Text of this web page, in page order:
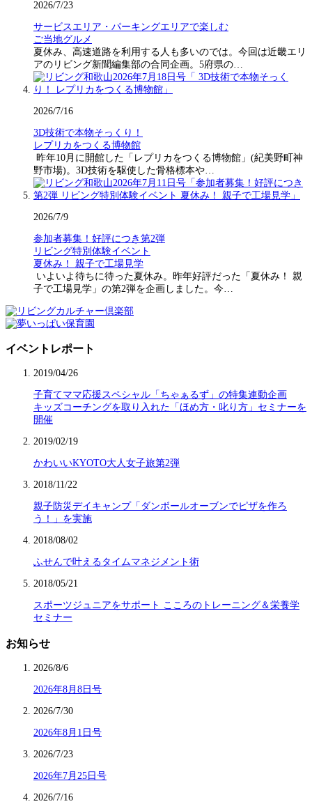
2026/7/23
サービスエリア・パーキングエリアで楽しむ
ご当地グルメ
夏休み、高速道路を利用する人も多いのでは。今回は近畿エリ
アのリビング新聞編集部の合同企画。5府県の…
2026/7/16
3D技術で本物そっくり！
レプリカをつくる博物館
昨年10月に開館した「レプリカをつくる博物館」(紀美野町神
野市場)。3D技術を駆使した骨格標本や…
2026/7/9
参加者募集！好評につき第2弾
リビング特別体験イベント
夏休み！ 親子で工場見学
いよいよ待ちに待った夏休み。昨年好評だった「夏休み！ 親
子で工場見学」の第2弾を企画しました。今…
イベントレポート
2019/04/26
子育てママ応援スペシャル「ちゃぁるず」の特集連動企画
キッズコーチングを取り入れた「ほめ方・叱り方」セミナーを
開催
2019/02/19
かわいいKYOTO大人女子旅第2弾
2018/11/22
親子防災デイキャンプ「ダンボールオーブンでピザを作ろ
う！」を実施
2018/08/02
ふせんで叶えるタイムマネジメント術
2018/05/21
スポーツジュニアをサポート こころのトレーニング＆栄養学
セミナー
お知らせ
2026/8/6
2026年8月8日号
2026/7/30
2026年8月1日号
2026/7/23
2026年7月25日号
2026/7/16